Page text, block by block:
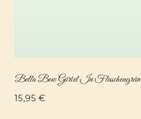
Bella Bow Gürtel In Flaschengrün
15,95 €